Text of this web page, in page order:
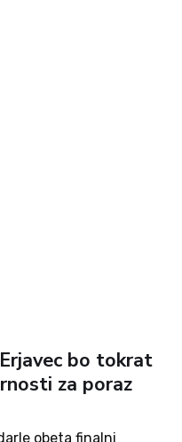
bo tokrat
za poraz
obeta finalni